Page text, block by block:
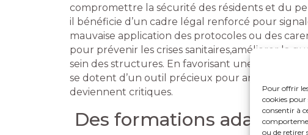
Pour offrir
cookies
consentir à
ou de retirer
compromettre la sécurité des résidents et du
il bénéficie d’un cadre légal renforcé pour
mauvaise application des protocoles ou des
pour prévenir les crises sanitaires,améliorer la
sein des structures. En favorisant une culture
se dotent d’un outil précieux pour anticiper et
deviennent critiques.
Des formations